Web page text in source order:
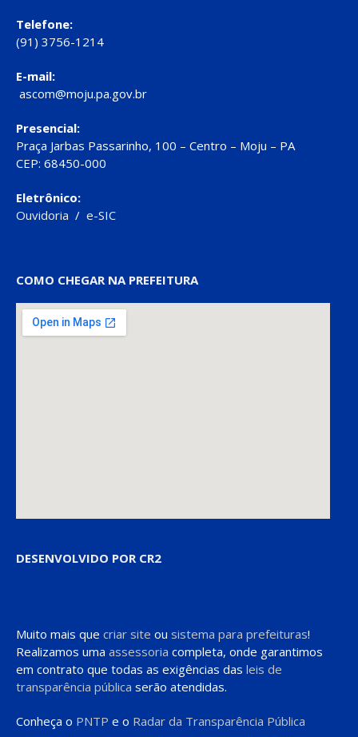
Telefone:
(91) 3756-1214
E-mail:
ascom@moju.pa.gov.br
Presencial:
Praça Jarbas Passarinho, 100 – Centro – Moju – PA
CEP: 68450-000
Eletrônico:
Ouvidoria / e-SIC
COMO CHEGAR NA PREFEITURA
DESENVOLVIDO POR CR2
Muito mais que criar site ou sistema para prefeituras!
Realizamos uma assessoria completa, onde garantimos
em contrato que todas as exigências das leis de
transparência pública serão atendidas.
Conheça o PNTP e o Radar da Transparência Pública